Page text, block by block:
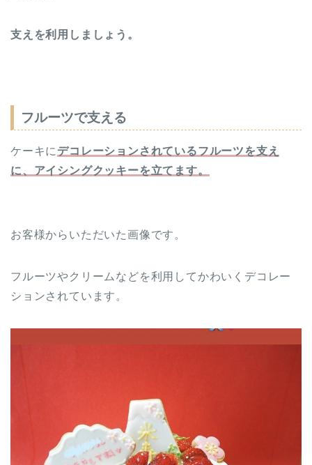
支えを利用しましょう。
フルーツで支える
ケーキに デコレーションされているフルーツを支え
に、アイシングクッキーを立てます。
お客様からいただいた画像です。
フルーツやクリームなどを利用してかわいくデコレー
ションされています。